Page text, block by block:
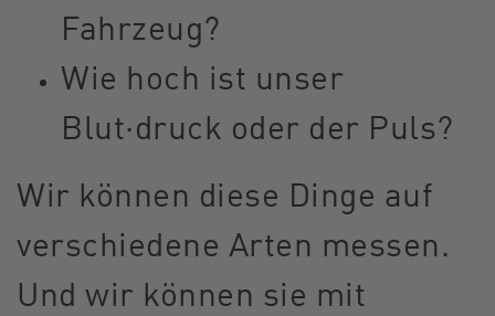
Fahrzeug?
Wie hoch ist unser
Blut·druck oder der Puls?
Wir können diese Dinge auf
verschiedene Arten messen.
Und wir können sie mit